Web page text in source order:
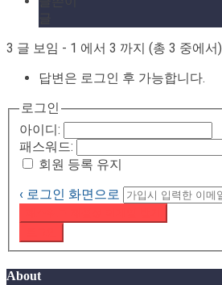
3 글 보임 - 1 에서 3 까지 (총 3 중에서)
답변은 로그인 후 가능합니다.
로그인
아이디:
패스워드:
회원 등록 유지
‹ 로그인 화면으로
About